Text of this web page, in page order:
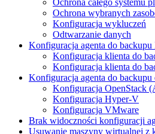
Ochrona całego systemu
Ochrona wybranych
Konfiguracja wykluczeń
Odtwarzanie danych
Konfiguracja agenta do
Konfiguracja klienta do
Konfiguracja klienta do
Konfiguracja agenta do backupu
Konfiguracja OpenStack
Konfiguracja Hyper-V
Konfiguracja VMware
Brak widoczności konfiguracji
Usuwanie maszyny wirtualnej z